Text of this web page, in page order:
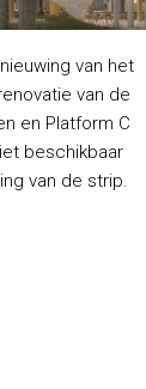
van het
van de
en Platform C
beschikbaar
van de strip.